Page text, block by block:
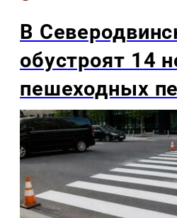
В
обустроят 14
пешеходных